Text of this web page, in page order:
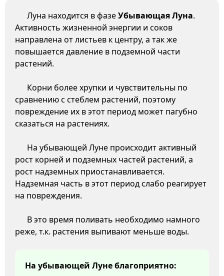
Луна находится в фазеУбывающая Луна.
Активность жизненной энергии и соков
направлена от листьев к центру, а так же
повышается давление в подземной части
растений.
Корни более хрупки и чувствительны по
сравнению с стеблем растений, поэтому
повреждение их в этот период может пагубно
сказаться на растениях.
На убывающей Луне происходит активный
рост корней и подземных частей растений, а
рост надземных приостанавливается.
Надземная часть в этот период слабо реагирует
на повреждения.
В это время поливать необходимо намного
реже, т.к. растения выпивают меньше воды.
На убывающей Луне благоприятно: